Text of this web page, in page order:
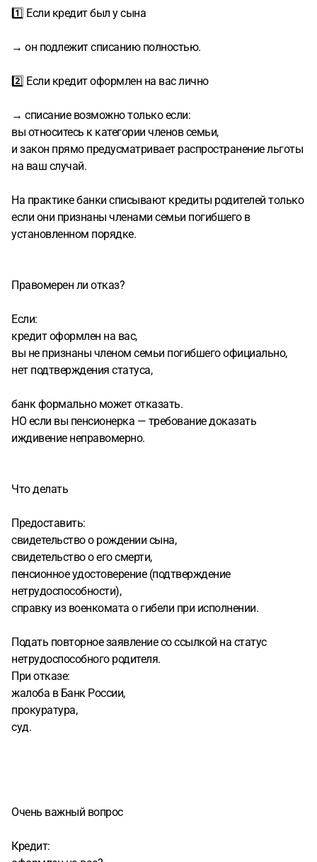
1️⃣ Если кредит был у сына
→ он подлежит списанию полностью.
2️⃣ Если кредит оформлен на вас лично
→ списание возможно только если:
вы относитесь к категории членов семьи,
и закон прямо предусматривает распространение льготы
на ваш случай.
На практике банки списывают кредиты родителей только
если они признаны членами семьи погибшего в
установленном порядке.
Правомерен ли отказ?
Если:
кредит оформлен на вас,
вы не признаны членом семьи погибшего официально,
нет подтверждения статуса,
банк формально может отказать.
НО если вы пенсионерка — требование доказать
иждивение неправомерно.
Что делать
Предоставить:
свидетельство о рождении сына,
свидетельство о его смерти,
пенсионное удостоверение (подтверждение
нетрудоспособности),
справку из военкомата о гибели при исполнении.
Подать повторное заявление со ссылкой на статус
нетрудоспособного родителя.
При отказе:
жалоба в Банк России,
прокуратура,
суд.
Очень важный вопрос
Кредит: